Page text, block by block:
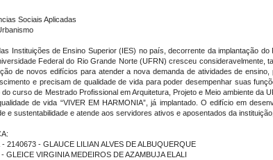
Sociais Aplicadas
Instituições de Ensino Superior (IES) no país, decorrente da implantação
Federal do Rio Grande Norte (UFRN) cresceu
de novos edifícios para atender a nova demanda de atividades de
e precisam de qualidade de vida para poder desempenhar suas
do curso de Mestrado Profissional em Arquitetura, Projeto e Meio ambiente
de vida “VIVER EM HARMONIA”, já implantado. O edifício em
e sustentabilidade e atende aos servidores ativos e aposentados da
2140673 - GLAUCE LILIAN ALVES DE ALBUQUERQUE
GLEICE VIRGINIA MEDEIROS DE AZAMBUJA ELALI